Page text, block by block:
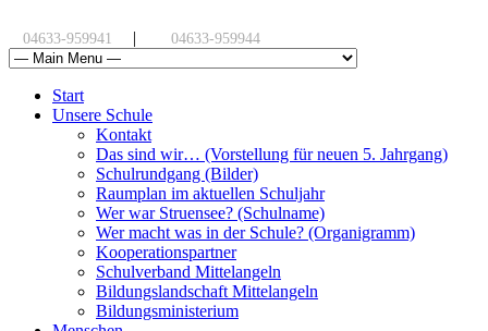
04633-959941 | 04633-959944
Start
Unsere Schule
Kontakt
Das sind wir… (Vorstellung für neuen 5. Jahrgang)
Schulrundgang (Bilder)
Raumplan im aktuellen Schuljahr
Wer war Struensee? (Schulname)
Wer macht was in der Schule? (Organigramm)
Kooperationspartner
Schulverband Mittelangeln
Bildungslandschaft Mittelangeln
Bildungsministerium